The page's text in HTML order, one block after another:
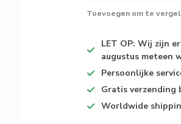
Toevoegen om te
LET OP: Wij zijn
augustus meteen
Persoonlijke
Gratis verzending
Worldwide